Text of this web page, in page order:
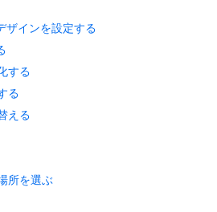
ザインを設定する
する
る
える
所を選ぶ